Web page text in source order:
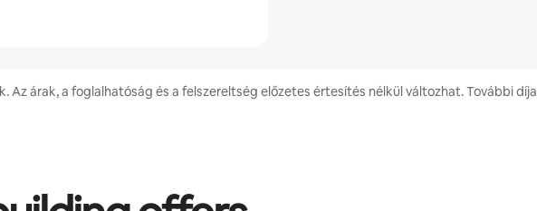
Az árak, a foglalhatóság és a felszereltség előzetes értesítés nélkül változhat. További